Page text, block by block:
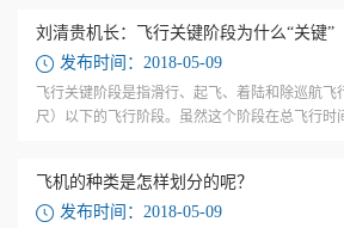
刘清贵机长：飞行关键阶段为什么“关键”
发布时间：2018-05-09
飞行关键阶段是指滑行、起飞、着陆和除巡航飞
尺）以下的飞行阶段。虽然这个阶段在总飞行时
飞机的种类是怎样划分的呢？
发布时间：2018-05-09